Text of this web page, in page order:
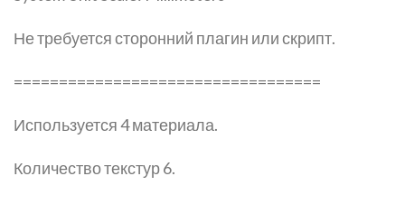
Не требуется сторонний плагин или скрипт.
==================================
Используется 4 материала.
Количество текстур 6.